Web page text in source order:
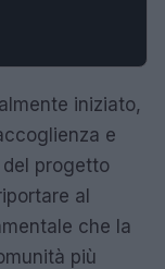
iniziato,
e
progetto
al
che la
più